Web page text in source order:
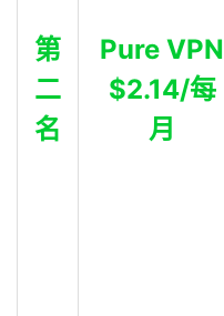
第
二
名
Pure VPN
$2.14/每
月